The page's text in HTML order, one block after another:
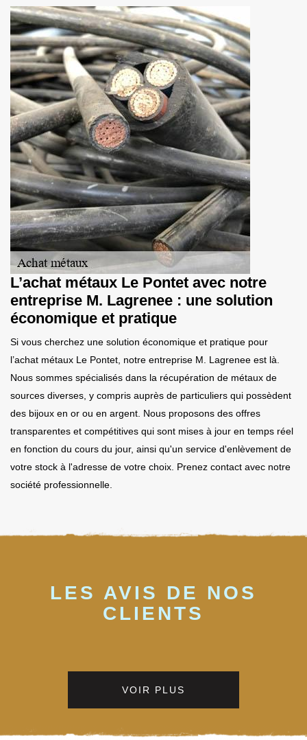
L’achat métaux Le Pontet avec notre
entreprise M. Lagrenee : une solution
économique et pratique
Si vous cherchez une solution économique et pratique pour
l’achat métaux Le Pontet, notre entreprise M. Lagrenee est là.
Nous sommes spécialisés dans la récupération de métaux de
sources diverses, y compris auprès de particuliers qui possèdent
des bijoux en or ou en argent. Nous proposons des offres
transparentes et compétitives qui sont mises à jour en temps réel
en fonction du cours du jour, ainsi qu'un service d'enlèvement de
votre stock à l'adresse de votre choix. Prenez contact avec notre
société professionnelle.
LES AVIS DE NOS
CLIENTS
VOIR PLUS